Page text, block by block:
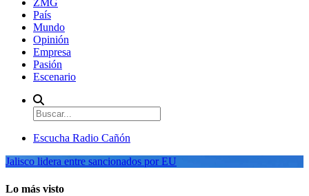
ZMG
País
Mundo
Opinión
Empresa
Pasión
Escenario
Escucha Radio Cañón
Jalisco lidera entre sancionados por EU
Lo más visto